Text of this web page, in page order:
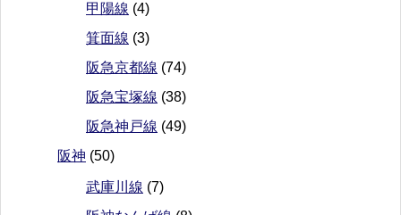
甲陽線 (4)
箕面線 (3)
阪急京都線 (74)
阪急宝塚線 (38)
阪急神戸線 (49)
阪神 (50)
武庫川線 (7)